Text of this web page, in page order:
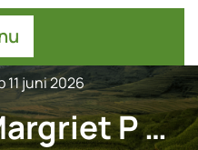
11 juni 2026
P …